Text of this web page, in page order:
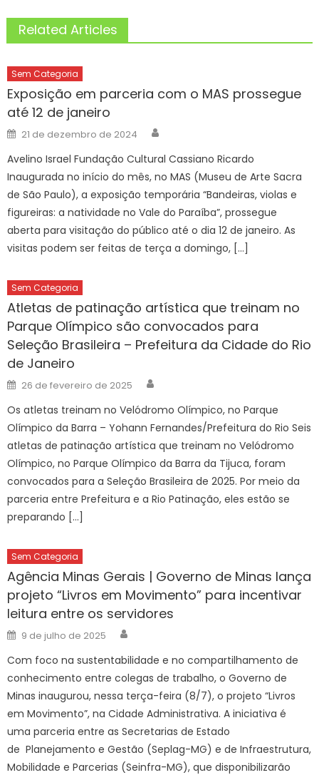
Related Articles
Sem Categoria
Exposição em parceria com o MAS prossegue
até 12 de janeiro
Posted
on
21 de dezembro de 2024
Avelino Israel Fundação Cultural Cassiano Ricardo
Inaugurada no início do mês, no MAS (Museu de Arte Sacra
de São Paulo), a exposição temporária “Bandeiras, violas e
figureiras: a natividade no Vale do Paraíba”, prossegue
aberta para visitação do público até o dia 12 de janeiro. As
visitas podem ser feitas de terça a domingo, […]
Sem Categoria
Atletas de patinação artística que treinam no
Parque Olímpico são convocados para
Seleção Brasileira – Prefeitura da Cidade do Rio
de Janeiro
Posted
on
26 de fevereiro de 2025
Os atletas treinam no Velódromo Olímpico, no Parque
Olímpico da Barra – Yohann Fernandes/Prefeitura do Rio Seis
atletas de patinação artística que treinam no Velódromo
Olímpico, no Parque Olímpico da Barra da Tijuca, foram
convocados para a Seleção Brasileira de 2025. Por meio da
parceria entre Prefeitura e a Rio Patinação, eles estão se
preparando […]
Sem Categoria
Agência Minas Gerais | Governo de Minas lança
projeto “Livros em Movimento” para incentivar
leitura entre os servidores
Posted
on
9 de julho de 2025
Com foco na sustentabilidade e no compartilhamento de
conhecimento entre colegas de trabalho, o Governo de
Minas inaugurou, nessa terça-feira (8/7), o projeto “Livros
em Movimento”, na Cidade Administrativa. A iniciativa é
uma parceria entre as Secretarias de Estado
de Planejamento e Gestão (Seplag-MG) e de Infraestrutura,
Mobilidade e Parcerias (Seinfra-MG), que disponibilizarão